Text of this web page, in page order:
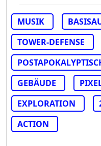
MUSIK
TOWER-DEFENSE
GEBÄUDE
EXPLORATION
ACTION